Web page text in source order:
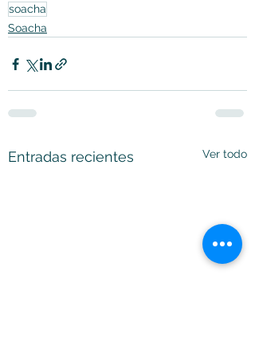
soacha
Soacha
Entradas recientes Ver todo